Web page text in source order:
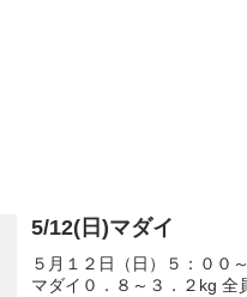
5/12(日)マダイ
５月１２日（日）５：００
マダイ０．８～３．２kg 全